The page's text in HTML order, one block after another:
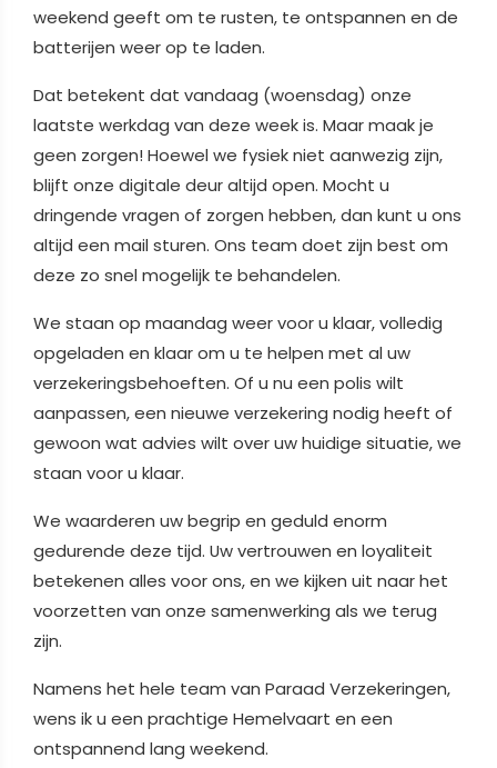
weekend geeft om te rusten, te ontspannen en de
batterijen weer op te laden.
Dat betekent dat vandaag (woensdag) onze
laatste werkdag van deze week is. Maar maak je
geen zorgen! Hoewel we fysiek niet aanwezig zijn,
blijft onze digitale deur altijd open. Mocht u
dringende vragen of zorgen hebben, dan kunt u ons
altijd een mail sturen. Ons team doet zijn best om
deze zo snel mogelijk te behandelen.
We staan op maandag weer voor u klaar, volledig
opgeladen en klaar om u te helpen met al uw
verzekeringsbehoeften. Of u nu een polis wilt
aanpassen, een nieuwe verzekering nodig heeft of
gewoon wat advies wilt over uw huidige situatie, we
staan voor u klaar.
We waarderen uw begrip en geduld enorm
gedurende deze tijd. Uw vertrouwen en loyaliteit
betekenen alles voor ons, en we kijken uit naar het
voorzetten van onze samenwerking als we terug
zijn.
Namens het hele team van Paraad Verzekeringen,
wens ik u een prachtige Hemelvaart en een
ontspannend lang weekend.